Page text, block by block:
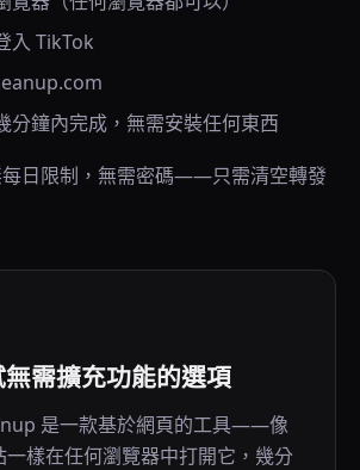
入 TikTok
鐘內完成，無需安裝任何東西
每日限制，無需密碼——只需清空轉發
無需擴充功能的選項
是一款基於網頁的工具——像
一樣在任何瀏覽器中打開它，幾分